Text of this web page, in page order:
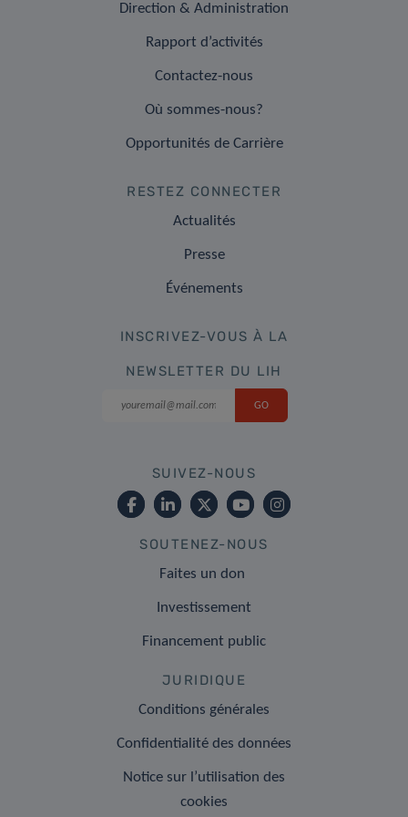
Direction & Administration
Rapport d’activités
Contactez-nous
Où sommes-nous?
Opportunités de Carrière
RESTEZ CONNECTER
Actualités
Presse
Événements
INSCRIVEZ-VOUS À LA
NEWSLETTER DU LIH
SUIVEZ-NOUS
SOUTENEZ-NOUS
Faites un don
Investissement
Financement public
JURIDIQUE
Conditions générales
Confidentialité des données
Notice sur l’utilisation des
cookies